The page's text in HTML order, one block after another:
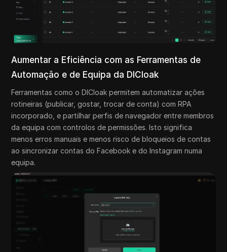
Aumentar a Eficiência com as Ferramentas de
Automação e de Equipa da DICloak
Ferramentas como o DICloak permitem automatizar ações
rotineiras (publicar, gostar, trocar de conta) com RPA
incorporado, e partilhar perfis de navegador entre membros
da equipa com controlos de permissões. Isto significa
menos erros manuais e menos risco de bloqueios de contas
ao sincronizar contas do Facebook e do Instagram numa
equipa.